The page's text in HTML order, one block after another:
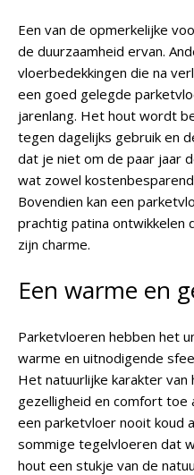
Een van de opmerkelijke
de duurzaamheid ervan.
vloerbedekkingen die na
een goed gelegde
jarenlang. Het hout wordt
tegen dagelijks gebruik en
dat je niet om de paar jaar
wat zowel
Bovendien kan een
prachtig patina ontwikkelen
zijn charme.
Een warme en
Parketvloeren hebben het
warme en uitnodigende
Het natuurlijke karakter
gezelligheid en comfort toe
een parketvloer nooit koud
sommige tegelvloeren dat
hout een stukje van de